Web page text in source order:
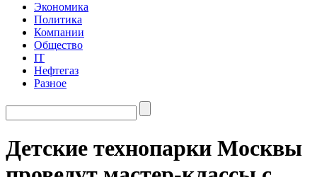
Экономика
Политика
Компании
Общество
IT
Нефтегаз
Разное
Детские технопарки Москвы